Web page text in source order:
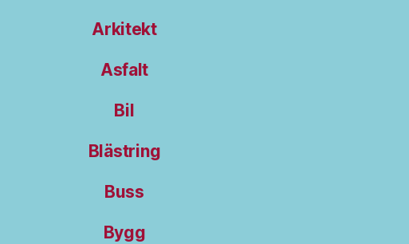
Arkitekt
Asfalt
Bil
Blästring
Buss
Bygg